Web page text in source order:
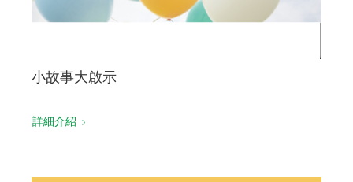
小故事大啟示
詳細介紹